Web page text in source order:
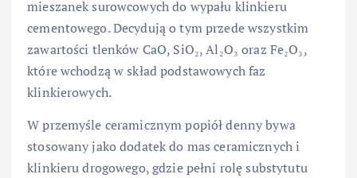
mieszanek surowcowych do wypału klinkieru
cementowego. Decydują o tym przede wszystkim
zawartości tlenków CaO, SiO₂, Al₂O₃ oraz Fe₂O₃,
które wchodzą w skład podstawowych faz
klinkierowych.
W przemyśle ceramicznym popiół denny bywa
stosowany jako dodatek do mas ceramicznych i
klinkieru drogowego, gdzie pełni rolę substytutu